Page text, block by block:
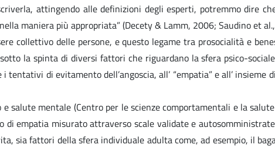
attingendo alle definizioni degli esperti, potremmo dire
maniera più appropriata” (Decety & Lamm, 2006; Saudino et
collettivo delle persone, e questo legame tra prosocialità e
la spinta di diversi fattori che riguardano la sfera psico-
di evitamento dell’angoscia, all’ “empatia” e all’
salute mentale (Centro per le scienze comportamentali e la
empatia misurato attraverso scale validate e
fattori della sfera individuale adulta come, ad esempio, il